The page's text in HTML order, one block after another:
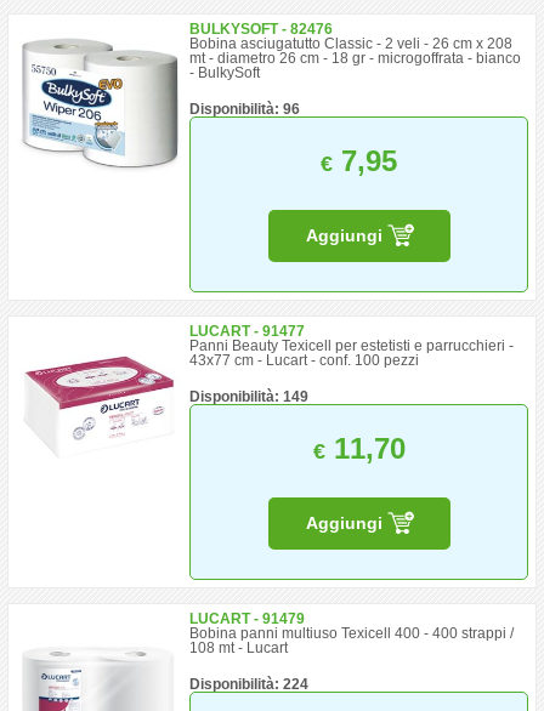
BULKYSOFT - 82476
Bobina asciugatutto Classic - 2 veli - 26 cm x 208
mt - diametro 26 cm - 18 gr - microgoffrata - bianco
- BulkySoft
Disponibilità: 96
€ 7,95
Aggiungi
LUCART - 91477
Panni Beauty Texicell per estetisti e parrucchieri -
43x77 cm - Lucart - conf. 100 pezzi
Disponibilità: 149
€11,70
Aggiungi
LUCART - 91479
Bobina panni multiuso Texicell 400 - 400 strappi /
108 mt - Lucart
Disponibilità: 224